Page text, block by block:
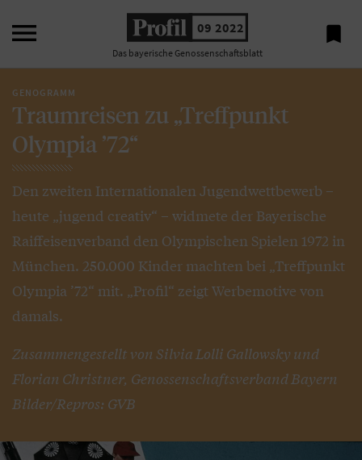
 09 2022
Das bayerische Genossenschaftsblatt

GENOGRAMM
Traumreisen zu „Treffpunkt
Olympia ’72“
Den zweiten Internationalen Jugendwettbewerb –
heute „jugend creativ“ – widmete der Bayerische
Raiffeisenverband den Olympischen Spielen 1972 in
München. 250.000 Kinder machten bei „Treffpunkt
Olympia ’72“ mit. „Profil“ zeigt Werbemotive von
damals.
Zusammengestellt von Silvia Lolli Gallowsky und
Florian Christner, Genossenschaftsverband Bayern
Bilder/Repros: GVB